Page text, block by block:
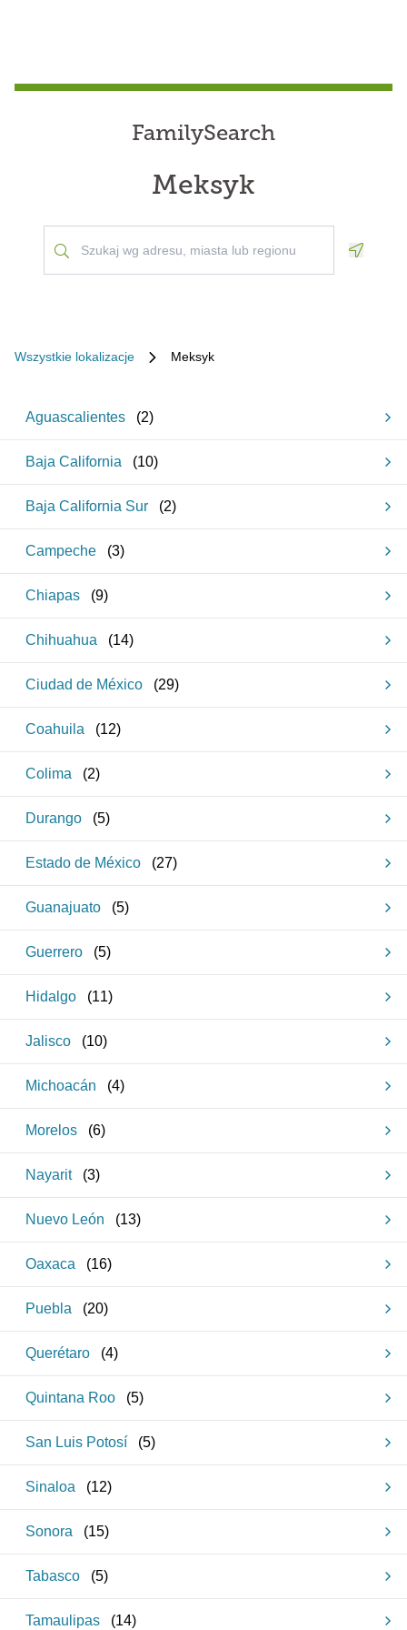
FamilySearch
Meksyk
Wszystkie lokalizacje Meksyk
Aguascalientes (2)
Baja California (10)
Baja California Sur (2)
Campeche (3)
Chiapas (9)
Chihuahua (14)
Ciudad de México (29)
Coahuila (12)
Colima (2)
Durango (5)
Estado de México (27)
Guanajuato (5)
Guerrero (5)
Hidalgo (11)
Jalisco (10)
Michoacán (4)
Morelos (6)
Nayarit (3)
Nuevo León (13)
Oaxaca (16)
Puebla (20)
Querétaro (4)
Quintana Roo (5)
San Luis Potosí (5)
Sinaloa (12)
Sonora (15)
Tabasco (5)
Tamaulipas (14)